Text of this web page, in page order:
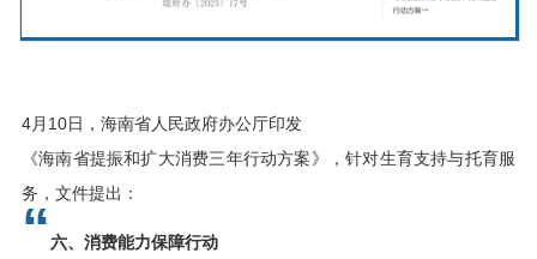
4月10日，海南省人民政府办公厅印发
《海南省提振和扩大消费三年行动方案》，针对生育支持与托育服
务，文件提出：
“六、消费能力保障行动